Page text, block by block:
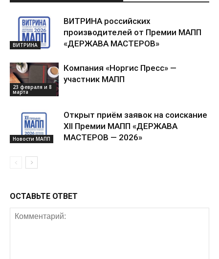
ВИТРИНА
ВИТРИНА российских
производителей от Премии МАПП
«ДЕРЖАВА МАСТЕРОВ»
23 февраля и 8
марта
Компания «Норгис Пресс» —
участник МАПП
Новости МАПП
Открыт приём заявок на соискание
XII Премии МАПП «ДЕРЖАВА
МАСТЕРОВ — 2026»
ОСТАВЬТЕ ОТВЕТ